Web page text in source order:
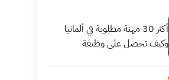
أكثر 30 مهنة مطلوبة في ألمانيا
وكيف تحصل على وظيفة